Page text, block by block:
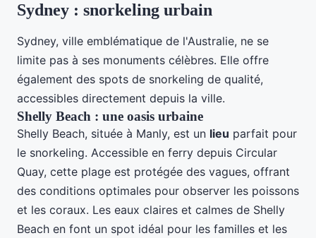
Sydney : snorkeling urbain
Sydney, ville emblématique de l'Australie, ne se
limite pas à ses monuments célèbres. Elle offre
également des spots de snorkeling de qualité,
accessibles directement depuis la ville.
Shelly Beach : une oasis urbaine
Shelly Beach, située à Manly, est un lieu parfait pour
le snorkeling. Accessible en ferry depuis Circular
Quay, cette plage est protégée des vagues, offrant
des conditions optimales pour observer les poissons
et les coraux. Les eaux claires et calmes de Shelly
Beach en font un spot idéal pour les familles et les